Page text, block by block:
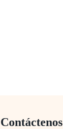
Contáctenos